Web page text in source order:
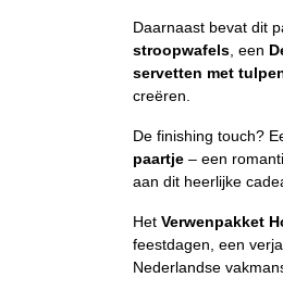
Daarnaast bevat dit
stroopwafels , een
servetten met
creëren.
De finishing touch?
paartje – een
aan dit heerlijke
Het Verwenpakket
feestdagen, een
Nederlandse